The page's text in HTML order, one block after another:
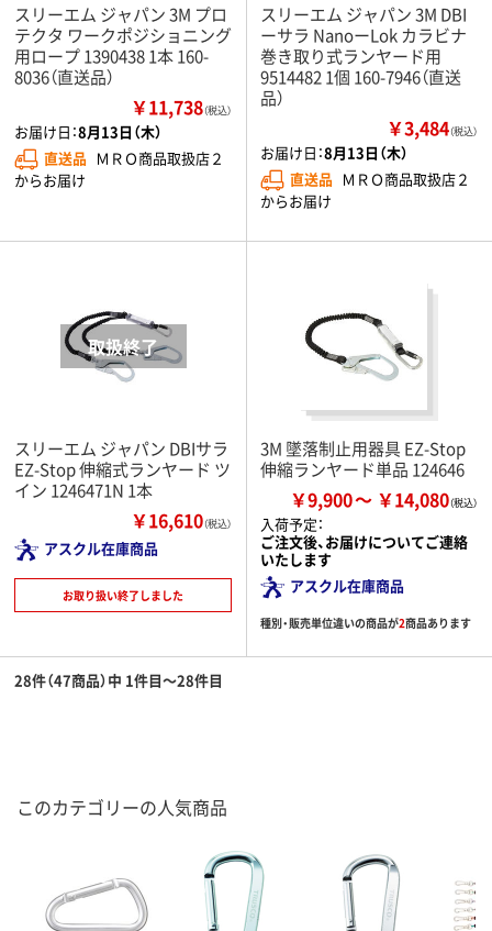
スリーエム ジャパン 3M プロ
テクタ ワークポジショニング
用ロープ 1390438 1本 160-
8036（直送品）
￥11,738（税込）
お届け日：8月13日（木）
直送品 ＭＲＯ商品取扱店２
からお届け
スリーエム ジャパン 3M DBI
ーサラ NanoーLok カラビナ
巻き取り式ランヤード用
9514482 1個 160-7946（直送
品）
￥3,484（税込）
お届け日：8月13日（木）
直送品 ＭＲＯ商品取扱店２
からお届け
スリーエム ジャパン DBIサラ
EZ-Stop 伸縮式ランヤード ツ
イン 1246471N 1本
￥16,610（税込）
アスクル在庫商品
お取り扱い終了しました
3M 墜落制止用器具 EZ-Stop
伸縮ランヤード単品 124646
￥9,900 ￥14,080
入荷予定：
ご注文後、お届けについてご連絡
いたします
アスクル在庫商品
種別・販売単位違いの商品が2商品あります
28件（47商品）中 1件目～28件目
このカテゴリーの人気商品